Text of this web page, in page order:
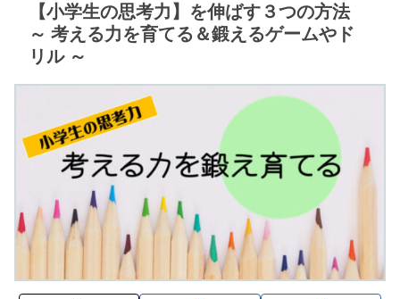
【小学生の思考力】を伸ばす３つの方法
～ 考える力を育てる＆鍛えるゲームやド
リル ～